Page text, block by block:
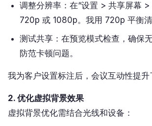
调整分辨率：在“设置 > 共享屏幕 >
720p 或 1080p。我用 720p 平衡清
测试共享：在预览模式检查，确保
防范卡顿问题。
我为客户设置标注后，会议互动性提升
2. 优化虚拟背景效果
虚拟背景优化需结合光线和设备：